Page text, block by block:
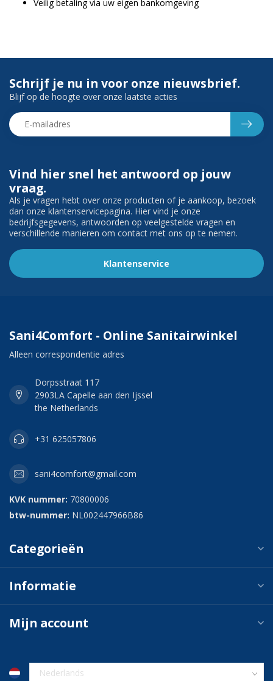
Veilig betaling via uw eigen bankomgeving
Vind hier snel het antwoord op jouw
vraag.
Als je vragen hebt over onze producten of je aankoop, bezoek
dan onze klantenservicepagina. Hier vind je onze
bedrijfsgegevens, antwoorden op veelgestelde vragen en
verschillende manieren om contact met ons op te nemen.
Klantenservice
Schrijf je nu in voor onze nieuwsbrief.
Blijf op de hoogte over onze laatste acties
Sani4Comfort - Online Sanitairwinkel
Alleen correspondentie adres
Dorpsstraat 117
2903LA Capelle aan den Ijssel
the Netherlands
+31 625057806
sani4comfort@gmail.com
KVK nummer: 70800006
btw-nummer: NL002447966B86
Categorieën
Informatie
Mijn account